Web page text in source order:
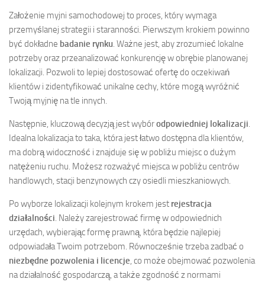
Założenie myjni samochodowej to proces, który wymaga
przemyślanej strategii i staranności. Pierwszym krokiem powinno
być dokładne badanie rynku. Ważne jest, aby zrozumieć lokalne
potrzeby oraz przeanalizować konkurencję w obrębie planowanej
lokalizacji. Pozwoli to lepiej dostosować ofertę do oczekiwań
klientów i zidentyfikować unikalne cechy, które mogą wyróżnić
Twoją myjnię na tle innych.
Następnie, kluczową decyzją jest wybórodpowiedniej lokalizacji.
Idealna lokalizacja to taka, która jest łatwo dostępna dla klientów,
ma dobrą widoczność i znajduje się w pobliżu miejsc o dużym
natężeniu ruchu. Możesz rozważyć miejsca w pobliżu centrów
handlowych, stacji benzynowych czy osiedli mieszkaniowych.
Po wyborze lokalizacji kolejnym krokem jest rejestracja
działalności. Należy zarejestrować firmę w odpowiednich
urzędach, wybierając formę prawną, która będzie najlepiej
odpowiadała Twoim potrzebom. Równocześnie trzeba zadbać o
niezbędne pozwolenia i licencje, co może obejmować pozwolenia
na działalność gospodarczą, a także zgodność z normami